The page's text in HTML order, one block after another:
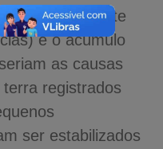
principalmente
e o acúmulo
as causas
registrados
ser estabilizados